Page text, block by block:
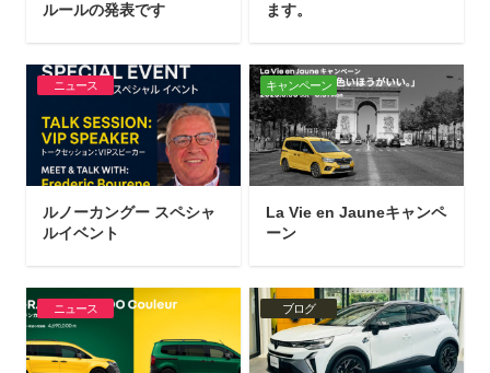
ルールの発表です
ます。
ニュース
ルノーカングー スペシャ
ルイベント
キャンペーン
La Vie en Jauneキャンペ
ーン
ニュース ブログ